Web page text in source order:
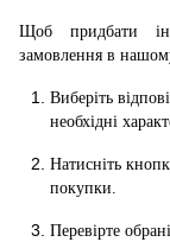
Щоб придбати
замовлення в
Виберіть
необхідні
Натисніть
покупки.
Перевірте